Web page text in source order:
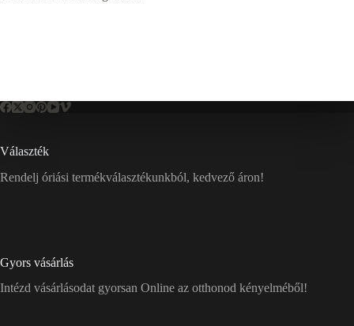
Választék
Rendelj óriási termékválasztékunkból, kedvező áron!
Gyors vásárlás
Intézd vásárlásodat gyorsan Online az otthonod kényelméből!